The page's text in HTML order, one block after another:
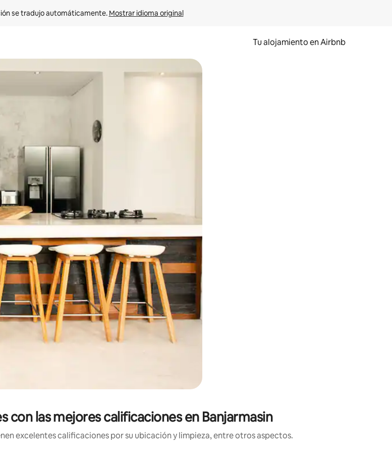
se tradujo automáticamente. Mostrar idioma original
Tu alojamiento en Airbnb
hacia arriba y hacia abajo o explorá deslizando el dedo.
con las mejores calificaciones en Banjarmasin
excelentes calificaciones por su ubicación y limpieza, entre otros aspectos.